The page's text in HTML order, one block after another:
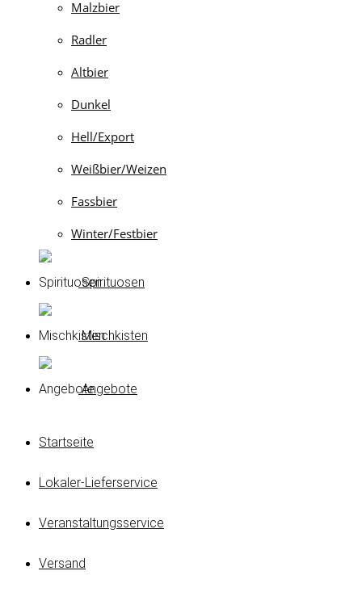
Malzbier
Radler
Altbier
Dunkel
Hell/Export
Weißbier/Weizen
Fassbier
Winter/Festbier
Spirituosen
Mischkisten
Angebote
Startseite
Lokaler-Lieferservice
Veranstaltungsservice
Versand